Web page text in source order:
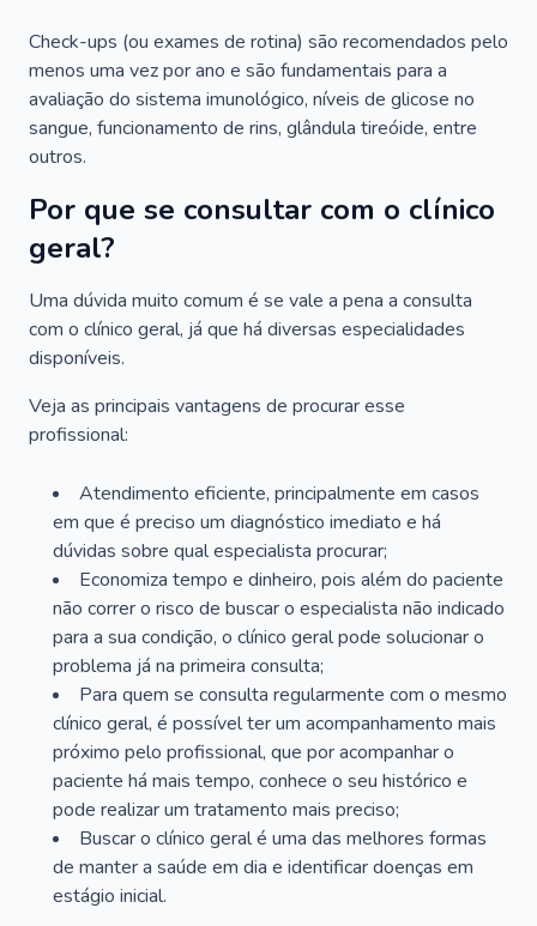
Check-ups (ou exames de rotina) são recomendados pelo
menos uma vez por ano e são fundamentais para a
avaliação do sistema imunológico, níveis de glicose no
sangue, funcionamento de rins, glândula tireóide, entre
outros.
Por que se consultar com o clínico
geral?
Uma dúvida muito comum é se vale a pena a consulta
com o clínico geral, já que há diversas especialidades
disponíveis.
Veja as principais vantagens de procurar esse
profissional:
Atendimento eficiente, principalmente em casos
em que é preciso um diagnóstico imediato e há
dúvidas sobre qual especialista procurar;
Economiza tempo e dinheiro, pois além do paciente
não correr o risco de buscar o especialista não indicado
para a sua condição, o clínico geral pode solucionar o
problema já na primeira consulta;
Para quem se consulta regularmente com o mesmo
clínico geral, é possível ter um acompanhamento mais
próximo pelo profissional, que por acompanhar o
paciente há mais tempo, conhece o seu histórico e
pode realizar um tratamento mais preciso;
Buscar o clínico geral é uma das melhores formas
de manter a saúde em dia e identificar doenças em
estágio inicial.